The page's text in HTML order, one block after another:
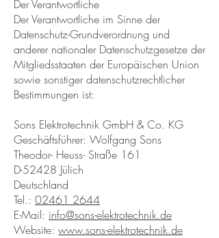
Der Verantwortliche
Der Verantwortliche im Sinne der
Datenschutz-Grundverordnung und
anderer nationaler Datenschutzgesetze der
Mitgliedsstaaten der Europäischen Union
sowie sonstiger datenschutzrechtlicher
Bestimmungen ist:
Sons Elektrotechnik GmbH & Co. KG
Geschäftsführer: Wolfgang Sons
Theodor- Heuss- Straße 161
D-52428 Jülich
Deutschland
Tel.: 02461 2644
E-Mail: info@sons-elektrotechnik.de
Website: www.sons-elektrotechnik.de